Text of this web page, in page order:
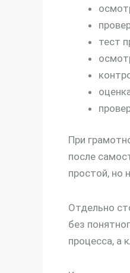
тест
При
после
простой, но
Отдельно
без
процесса, а